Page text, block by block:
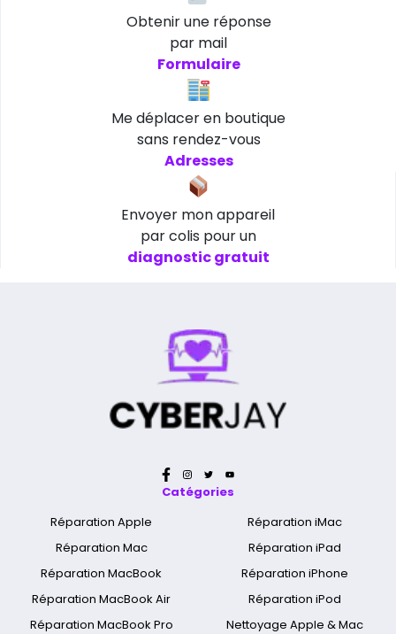
Obtenir une réponse
par mail
Formulaire
Me déplacer en boutique
sans rendez-vous
Adresses
Envoyer mon appareil
par colis pour un
diagnostic gratuit
Catégories
Réparation Apple
Réparation Mac
Réparation MacBook
Réparation MacBook Air
Réparation MacBook Pro
Réparation iMac
Réparation iPad
Réparation iPhone
Réparation iPod
Nettoyage Apple & Mac